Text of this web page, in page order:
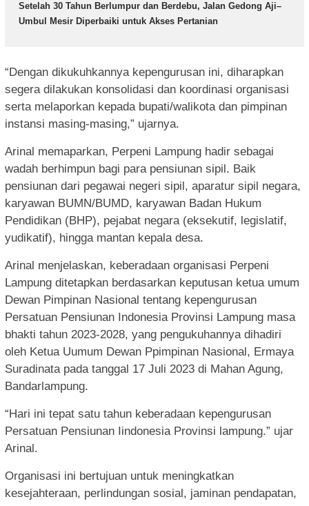
Setelah 30 Tahun Berlumpur dan Berdebu, Jalan Gedong Aji–
Umbul Mesir Diperbaiki untuk Akses Pertanian
“Dengan dikukuhkannya kepengurusan ini, diharapkan
segera dilakukan konsolidasi dan koordinasi organisasi
serta melaporkan kepada bupati/walikota dan pimpinan
instansi masing-masing,” ujarnya.
Arinal memaparkan, Perpeni Lampung hadir sebagai
wadah berhimpun bagi para pensiunan sipil. Baik
pensiunan dari pegawai negeri sipil, aparatur sipil negara,
karyawan BUMN/BUMD, karyawan Badan Hukum
Pendidikan (BHP), pejabat negara (eksekutif, legislatif,
yudikatif), hingga mantan kepala desa.
Arinal menjelaskan, keberadaan organisasi Perpeni
Lampung ditetapkan berdasarkan keputusan ketua umum
Dewan Pimpinan Nasional tentang kepengurusan
Persatuan Pensiunan Indonesia Provinsi Lampung masa
bhakti tahun 2023-2028, yang pengukuhannya dihadiri
oleh Ketua Uumum Dewan Ppimpinan Nasional, Ermaya
Suradinata pada tanggal 17 Juli 2023 di Mahan Agung,
Bandarlampung.
“Hari ini tepat satu tahun keberadaan kepengurusan
Persatuan Pensiunan Iindonesia Provinsi lampung.” ujar
Arinal.
Organisasi ini bertujuan untuk meningkatkan
kesejahteraan, perlindungan sosial, jaminan pendapatan,